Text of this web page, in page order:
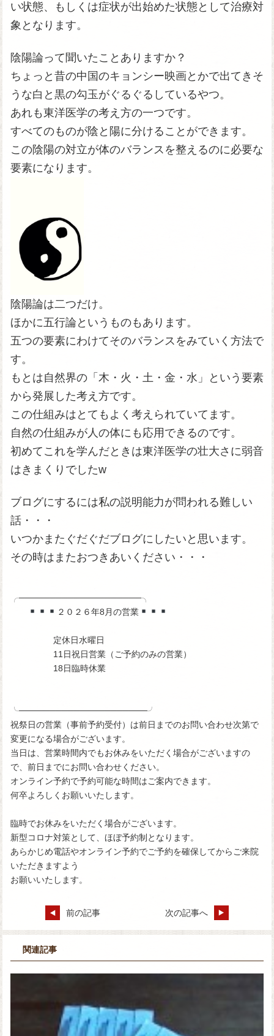
い状態、もしくは症状が出始めた状態として治療対
象となります。
陰陽論って聞いたことありますか？
ちょっと昔の中国のキョンシー映画とかで出てきそ
うな白と黒の勾玉がぐるぐるしているやつ。
あれも東洋医学の考え方の一つです。
すべてのものが陰と陽に分けることができます。
この陰陽の対立が体のバランスを整えるのに必要な
要素になります。
陰陽論は二つだけ。
ほかに五行論というものもあります。
五つの要素にわけてそのバランスをみていく方法で
す。
もとは自然界の「木・火・土・金・水」という要素
から発展した考え方です。
この仕組みはとてもよく考えられていてます。
自然の仕組みが人の体にも応用できるのです。
初めてこれを学んだときは東洋医学の壮大さに弱音
はきまくりでしたw
ブログにするには私の説明能力が問われる難しい
話・・・
いつかまたぐだぐだブログにしたいと思います。
その時はまたおつきあいください・・・
╭────────────────────╮
２０２６年8月の営業
定休日水曜日
11日祝日営業（ご予約のみの営業）
18日臨時休業
╰─────────────────────╯
祝祭日の営業（事前予約受付）は前日までのお問い合わせ次第で
変更になる場合がございます。
当日は、営業時間内でもお休みをいただく場合がございますの
で、前日までにお問い合わせください。
オンライン予約で予約可能な時間はご案内できます。
何卒よろしくお願いいたします。
臨時でお休みをいただく場合がございます。
新型コロナ対策として、ほぼ予約制となります。
あらかじめ電話やオンライン予約でご予約を確保してからご来院
いただきますよう
お願いいたします。
前の記事 次の記事へ
関連記事